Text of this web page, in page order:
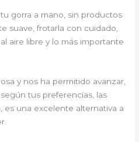
gorra a mano, sin productos
suave, frotarla con cuidado,
aire libre y lo más importante
y nos ha permitido avanzar,
tus preferencias, las
es una excelente alternativa a